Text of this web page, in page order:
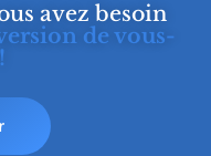
avez besoin
de vous-